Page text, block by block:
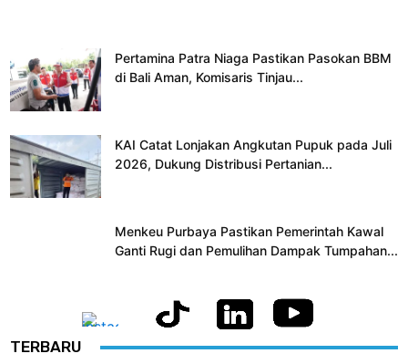
Pertamina Patra Niaga Pastikan Pasokan BBM
di Bali Aman, Komisaris Tinjau...
KAI Catat Lonjakan Angkutan Pupuk pada Juli
2026, Dukung Distribusi Pertanian...
Menkeu Purbaya Pastikan Pemerintah Kawal
Ganti Rugi dan Pemulihan Dampak Tumpahan...
TERBARU